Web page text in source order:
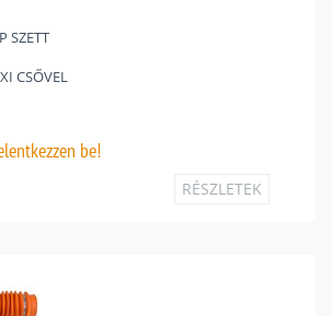
SZETT
CSŐVEL
be!
RÉSZLETEK